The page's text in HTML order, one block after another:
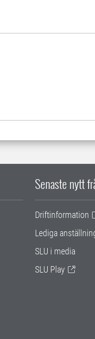
Senaste nytt
Driftinformation
Lediga
SLU i media
SLU Play